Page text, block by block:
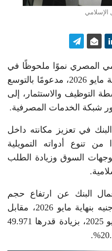
المصري نموًا ملحوظًا في
مختلف مؤشراته المالية بنهاية مايو 2026، مدعومًا بالتوسع
التوظيف والاستثمار، إلى
شبكة الخدمات المصرفية.
في تعزيز مكانته داخل
تنوع أدواته التمويلية
السوق وزيادة الطلب
البنك عن ارتفاع حجم
الأعمال إلى 293.931 مليار جنيه بنهاية مايو 2026، مقابل
243.960 مليار جنيه بنهاية مايو 2025، بزيادة قدرها 49.971